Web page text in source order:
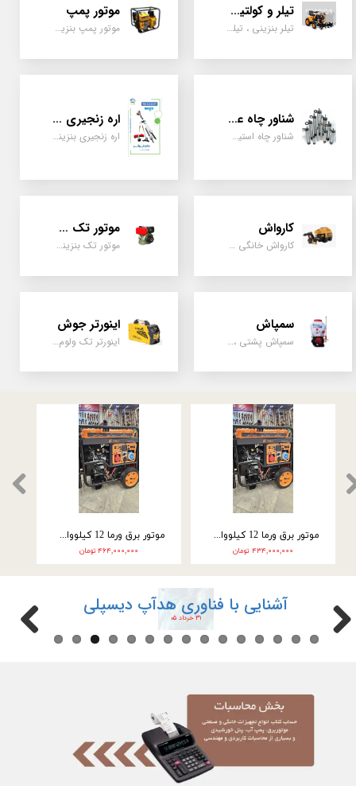
★ ★
تیلر و کولتیواتور
تیلر بنزینی ، تیلر دیزل، تیلر چهار چرخ، تیلر مزرعه و کشاورزی
موتور پمپ
موتور پمپ بنزینی، دیزلی، نفتی ، یک اینچ به بالا
شناور چاه عمیق
شناور چاه استیل ، تک فاز و سه فاز، یک اینچ به بالا
اره زنجیری / علفتراش
اره زنجیری بنزینی ، علفتراش دو زمانه و چهار زمانه ، دوشی و پشتی
کارواش
کارواش خانگی و صنعتی و نیمه صنعتی
موتور تک سیلندر
موتور تک بنزینی ، دیزلی، کارتینگی ، تیلری
سمپاش
سمپاش پشتی ، زمبه ای ، فرغونی ، دستی ، موتوری
اینورتر جوش
اینورتر تک ولوم و دو ولوم امپر بالا
۴۶۴,۰۰۰,۰۰۰ تومان ۴۳۴,۰۰۰,۰۰۰ تومان
آشنایی با فناوری هدآپ دیسپلی
۳۱ خرداد ۰۵